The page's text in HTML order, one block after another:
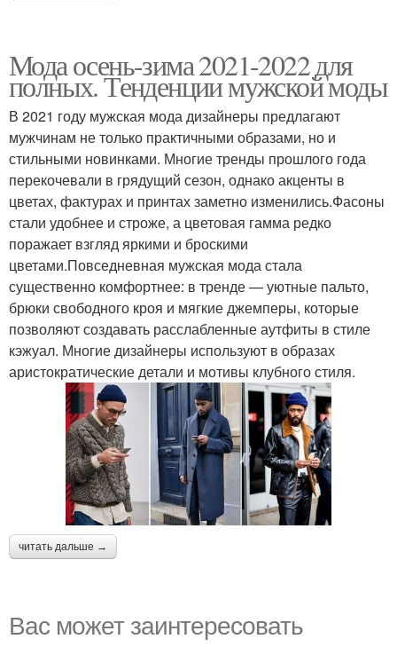
Мода осень-зима 2021-2022 для
полных. Тенденции мужской моды
В 2021 году мужская мода дизайнеры предлагают
мужчинам не только практичными образами, но и
стильными новинками. Многие тренды прошлого года
перекочевали в грядущий сезон, однако акценты в
цветах, фактурах и принтах заметно изменились.Фасоны
стали удобнее и строже, а цветовая гамма редко
поражает взгляд яркими и броскими
цветами.Повседневная мужская мода стала
существенно комфортнее: в тренде — уютные пальто,
брюки свободного кроя и мягкие джемперы, которые
позволяют создавать расслабленные аутфиты в стиле
кэжуал. Многие дизайнеры используют в образах
аристократические детали и мотивы клубного стиля.
читать дальше →
Вас может заинтересовать